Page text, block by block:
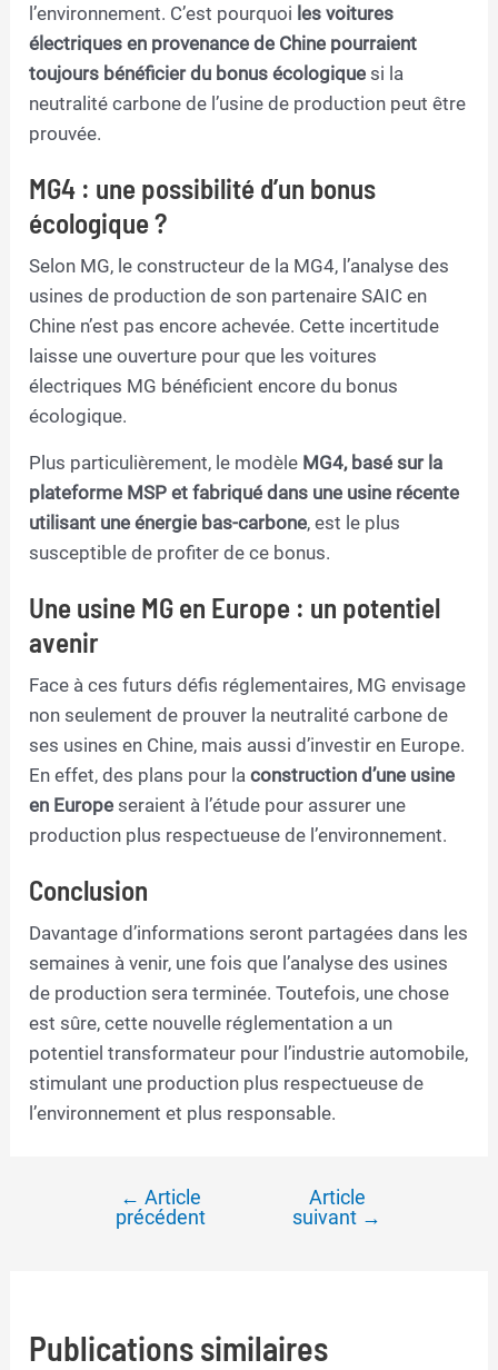
l’environnement. C’est pourquoi les voitures
électriques en provenance de Chine pourraient
toujours bénéficier du bonus écologique si la
neutralité carbone de l’usine de production peut être
prouvée.
MG4 : une possibilité d’un bonus
écologique ?
Selon MG, le constructeur de la MG4, l’analyse des
usines de production de son partenaire SAIC en
Chine n’est pas encore achevée. Cette incertitude
laisse une ouverture pour que les voitures
électriques MG bénéficient encore du bonus
écologique.
Plus particulièrement, le modèle MG4, basé sur la
plateforme MSP et fabriqué dans une usine récente
utilisant une énergie bas-carbone, est le plus
susceptible de profiter de ce bonus.
Une usine MG en Europe : un potentiel
avenir
Face à ces futurs défis réglementaires, MG envisage
non seulement de prouver la neutralité carbone de
ses usines en Chine, mais aussi d’investir en Europe.
En effet, des plans pour laconstruction d’une usine
en Europe seraient à l’étude pour assurer une
production plus respectueuse de l’environnement.
Conclusion
Davantage d’informations seront partagées dans les
semaines à venir, une fois que l’analyse des usines
de production sera terminée. Toutefois, une chose
est sûre, cette nouvelle réglementation a un
potentiel transformateur pour l’industrie automobile,
stimulant une production plus respectueuse de
l’environnement et plus responsable.
Navigation
← Article
précédent
Article
suivant →
Publications similaires